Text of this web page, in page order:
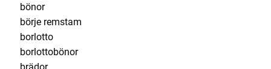
bönor
börje remstam
borlotto
borlottobönor
brädor